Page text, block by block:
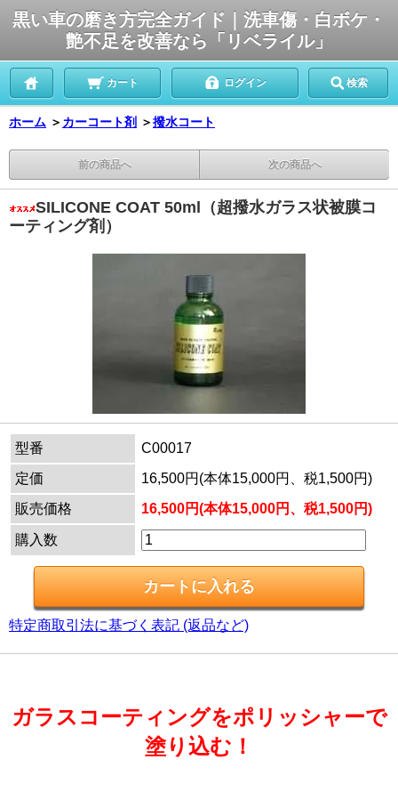
黒い車の磨き方完全ガイド｜洗車傷・白ボケ・
艶不足を改善なら「リベライル」
カート ログイン 検索
ホーム ＞ カーコート剤 ＞撥水コート
前の商品へ 次の商品へ
SILICONE COAT 50ml（超撥水ガラス状被膜コ
ーティング剤）
型番
C00017
定価
16,500円(本体15,000円、税1,500円)
販売価格
16,500円(本体15,000円、税1,500円)
購入数
特定商取引法に基づく表記 (返品など)
ガラスコーティングをポリッシャーで
塗り込む！